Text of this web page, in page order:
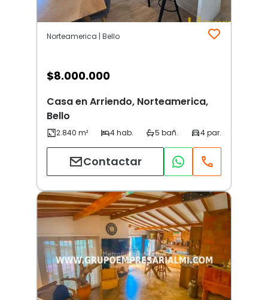
Norteamerica | Bello
$8.000.000
Casa en Arriendo, Norteamerica,
Bello
Contactar